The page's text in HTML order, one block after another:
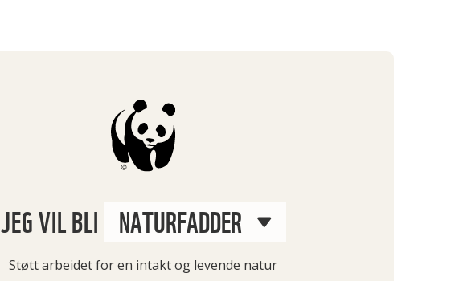
JEG VIL BLI
Støtt arbeidet for en intakt og levende natur